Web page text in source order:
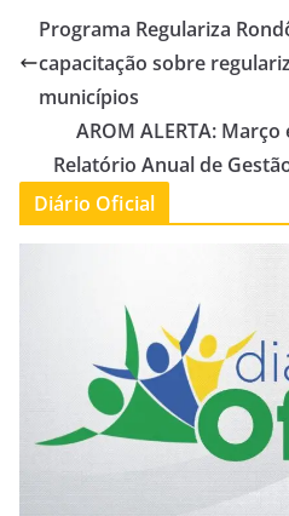
Programa Regulariza
capacitação sobre
municípios
AROM ALERTA:
Relatório Anual de
Diário Oficial